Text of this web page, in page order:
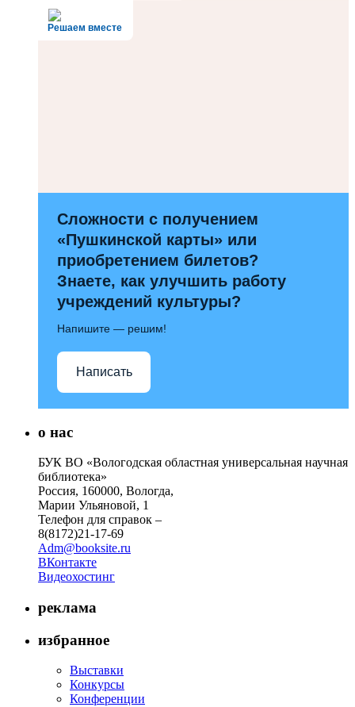
Решаем вместе
Сложности с получением
«Пушкинской карты» или
приобретением билетов?
Знаете, как улучшить работу
учреждений культуры?
Напишите — решим!
Написать
о нас
БУК ВО «Вологодская областная универсальная научная
библиотека»
Россия, 160000, Вологда,
Марии Ульяновой, 1
Телефон для справок –
8(8172)21-17-69
Adm@booksite.ru
ВКонтакте
Видеохостинг
реклама
избранное
Выставки
Конкурсы
Конференции